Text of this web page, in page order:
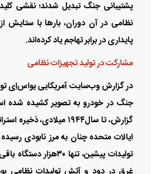
پشتیبانی جنگ تبدیل شدند؛ نقشی
نظامی در آن دوران، بار‌ها با ستایش
پایداری در برابر تهاجم یاد کرده‌اند.
مشارکت در تولید تجهیزات نظامی
در گزارش وب‌سایت آمریکایی یو‌اس‌اِی
جنگ در خودرو به تصویر کشیده شده
گزارش، تا سال۱۹۴۴
ایالات متحده چنان به مرز نابودی
تولیدات پیشین، تنها